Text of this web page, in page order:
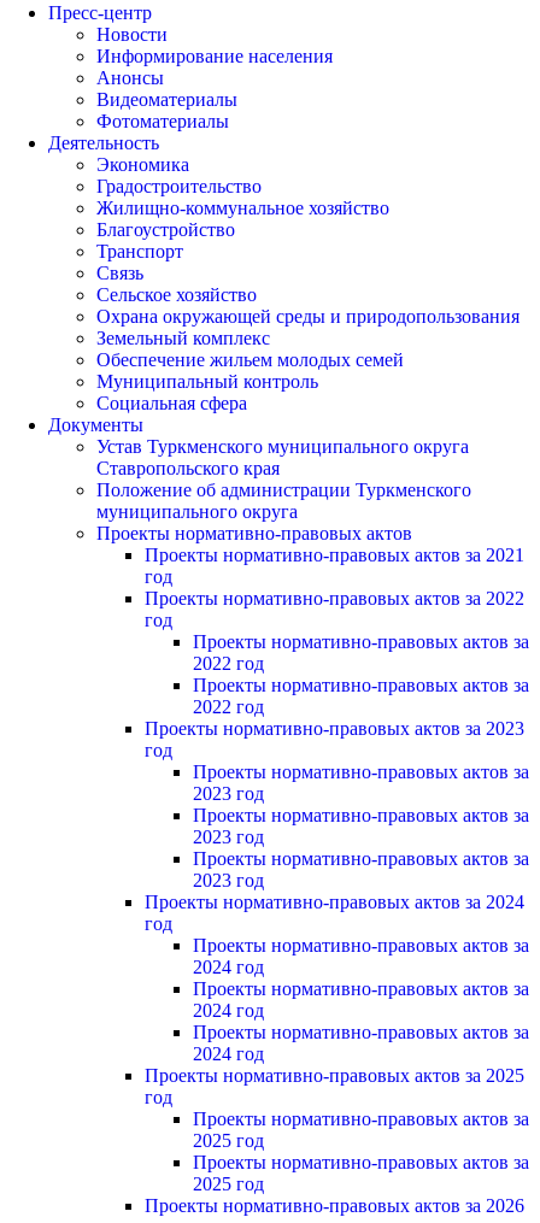
Пресс-центр
Новости
Информирование населения
Анонсы
Видеоматериалы
Фотоматериалы
Деятельность
Экономика
Градостроительство
Жилищно-коммунальное хозяйство
Благоустройство
Транспорт
Связь
Сельское хозяйство
Охрана окружающей среды и природопользования
Земельный комплекс
Обеспечение жильем молодых семей
Муниципальный контроль
Социальная сфера
Документы
Устав Туркменского муниципального округа
Ставропольского края
Положение об администрации Туркменского
муниципального округа
Проекты нормативно-правовых актов
Проекты нормативно-правовых актов за 2021
год
Проекты нормативно-правовых актов за 2022
год
Проекты нормативно-правовых актов за
2022 год
Проекты нормативно-правовых актов за
2022 год
Проекты нормативно-правовых актов за 2023
год
Проекты нормативно-правовых актов за
2023 год
Проекты нормативно-правовых актов за
2023 год
Проекты нормативно-правовых актов за
2023 год
Проекты нормативно-правовых актов за 2024
год
Проекты нормативно-правовых актов за
2024 год
Проекты нормативно-правовых актов за
2024 год
Проекты нормативно-правовых актов за
2024 год
Проекты нормативно-правовых актов за 2025
год
Проекты нормативно-правовых актов за
2025 год
Проекты нормативно-правовых актов за
2025 год
Проекты нормативно-правовых актов за 2026